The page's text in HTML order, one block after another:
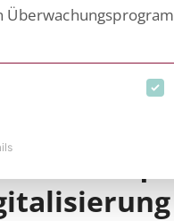
Gruppen, für die eine